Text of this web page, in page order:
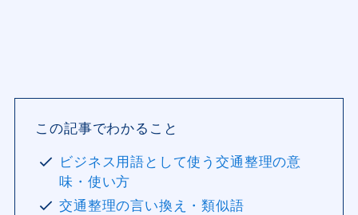
この記事でわかること
ビジネス用語として使う交通整理の意
味・使い方
交通整理の言い換え・類似語